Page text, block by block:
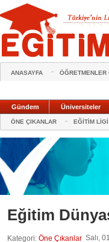
ANASAYFA ÖĞRETMENLER
Gündem Üniversiteler
ÖNE ÇIKANLAR EĞİTİM LİGİ
Eğitim
Kategori: Öne Çıkanlar Salı,